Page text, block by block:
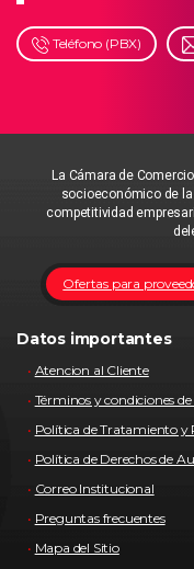
Teléfono (PBX)
La Cámara de
socioeconómico de
competitividad
Ofertas para
Datos importantes
Atencion al Cliente
Términos y condiciones de
Política de Tratamiento y
Política de Derechos de
Correo Institucional
Preguntas frecuentes
Mapa del Sitio